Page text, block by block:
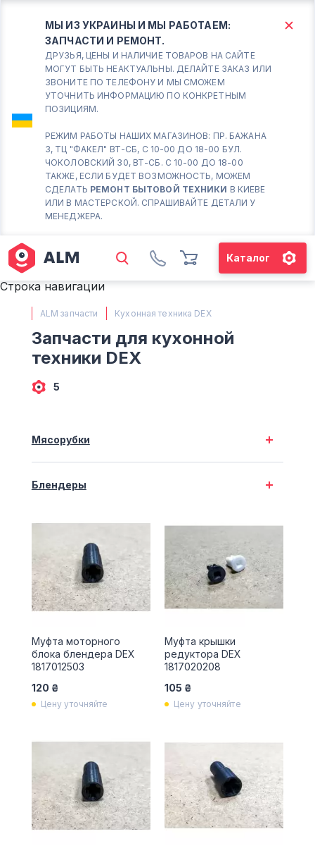
МЫ ИЗ УКРАИНЫ И МЫ РАБОТАЕМ:
ЗАПЧАСТИ И РЕМОНТ.
ДРУЗЬЯ, ЦЕНЫ И НАЛИЧИЕ ТОВАРОВ НА САЙТЕ
МОГУТ БЫТЬ НЕАКТУАЛЬНЫ. ДЕЛАЙТЕ ЗАКАЗ ИЛИ
ЗВОНИТЕ ПО ТЕЛЕФОНУ И МЫ СМОЖЕМ
УТОЧНИТЬ ИНФОРМАЦИЮ ПО КОНКРЕТНЫМ
ПОЗИЦИЯМ.
РЕЖИМ РАБОТЫ НАШИХ МАГАЗИНОВ: ПР. БАЖАНА
3, ТЦ "ФАКЕЛ" ВТ-СБ, С 10-00 ДО 18-00 БУЛ.
ЧОКОЛОВСКИЙ 30, ВТ-СБ. С 10-00 ДО 18-00
ТАКЖЕ, ЕСЛИ БУДЕТ ВОЗМОЖНОСТЬ, МОЖЕМ
СДЕЛАТЬ РЕМОНТ БЫТОВОЙ ТЕХНИКИ В КИЕВЕ
ИЛИ В МАСТЕРСКОЙ. СПРАШИВАЙТЕ ДЕТАЛИ У
МЕНЕДЖЕРА.
Каталог
КИЕВ БОРИСПОЛЬ
Вт.- Сб.
10:00 - 18:00
Соломенский район - ВТ-
СБ. с 10-00 до 18-00
(098) 672 76 42
(063) 722 37 14
М. ХАРЬКОВСКАЯ - ВТ-СБ, С
10-00 ДО 18-00
(063) 527 27 00
(044) 332 76 42
КАРТА
Строка навигации
ALM запчасти Кухонная техника DEX
Запчасти для кухонной
техники DEX
5
Мясорубки
Блендеры
Муфта моторного
блока блендера DEX
1817012503
120 ₴
Цену уточняйте
Муфта крышки
редуктора DEX
1817020208
105 ₴
Цену уточняйте